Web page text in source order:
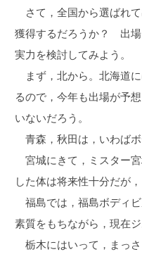
さて，全国から選ばれ
獲得するだろうか？ 出場
実力を検討してみよう。
まず，北から。北海道
るので，今年も出場が予
いないだろう。
青森，秋田は，いわば
宮城にきて，ミスター
した体は将来性十分だが
福島では，福島ボディ
素質をもちながら，現在
栃木にはいって，まっ